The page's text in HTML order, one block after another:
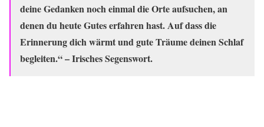
deine Gedanken noch einmal die Orte aufsuchen, an
denen du heute Gutes erfahren hast. Auf dass die
Erinnerung dich wärmt und gute Träume deinen Schlaf
begleiten.“ – Irisches Segenswort.